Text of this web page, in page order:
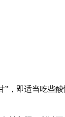
，即适当吃些